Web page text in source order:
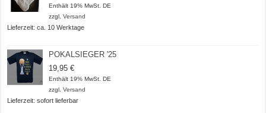
Enthält 19% MwSt. DE
zzgl.Versand
Lieferzeit: ca. 10 Werktage
POKALSIEGER '25
19,95€
Enthält 19% MwSt. DE
zzgl.Versand
Lieferzeit: sofort lieferbar